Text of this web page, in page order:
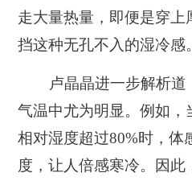
走大量热量，即便是穿
挡这种无孔不入的湿冷感
卢晶晶进一步解析
气温中尤为明显。例如
相对湿度超过80%时，体
度，让人倍感寒冷。因此